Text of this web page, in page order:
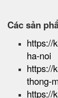
Các sản
https://
ha-noi
https://
thong-
https://